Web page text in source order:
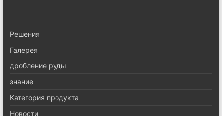
Pешения
Галерея
дробление руды
знание
Категория продукта
Новости